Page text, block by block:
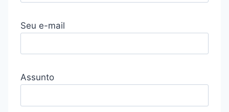
Seu e-mail
Assunto